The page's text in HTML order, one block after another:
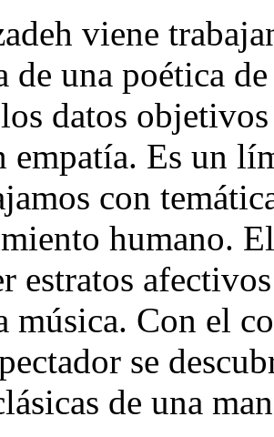
viene
de una poética
datos
empatía. Es un
con
humano.
estratos
música. Con el
se
de una